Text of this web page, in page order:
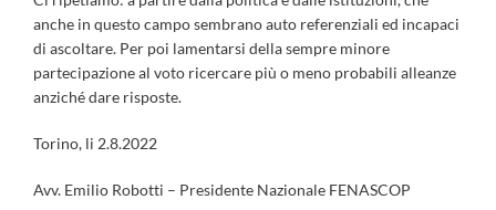
anche in questo campo sembrano auto referenziali ed incapaci
di ascoltare. Per poi lamentarsi della sempre minore
partecipazione al voto ricercare più o meno probabili alleanze
anziché dare risposte.
Torino, li 2.8.2022
Avv. Emilio Robotti – Presidente Nazionale FENASCOP